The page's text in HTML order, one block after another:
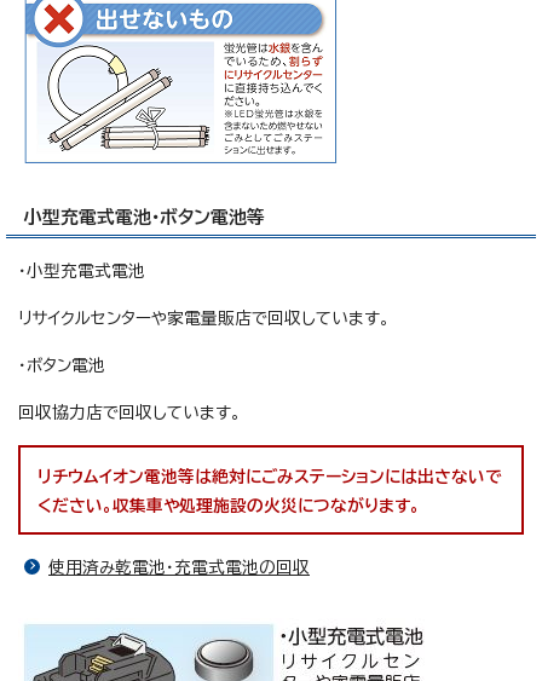
小型充電式電池・ボタン電池等
・小型充電式電池
リサイクルセンターや家電量販店で回収しています。
・ボタン電池
回収協力店で回収しています。
リチウムイオン電池等は絶対にごみステーションには出さないで
ください。収集車や処理施設の火災につながります。
使用済み乾電池・充電式電池の回収